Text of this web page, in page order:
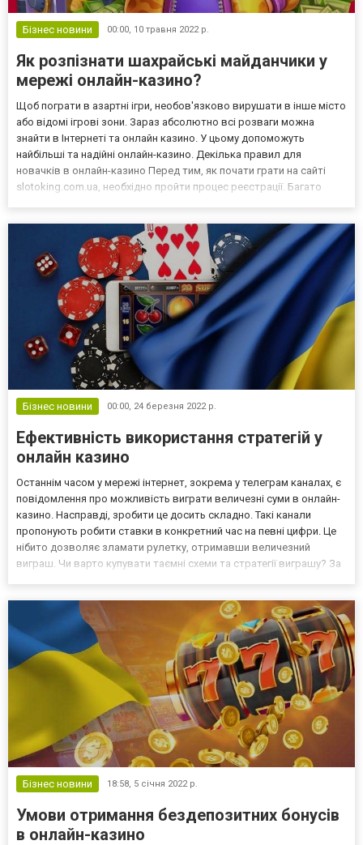
Бізнес новини 00:00, 10 травня 2022 р.
Як розпізнати шахрайські майданчики у
мережі онлайн-казино?
Щоб пограти в азартні ігри, необов'язково вирушати в інше місто
або відомі ігрові зони. Зараз абсолютно всі розваги можна
знайти в Інтернеті та онлайн казино. У цьому допоможуть
найбільші та надійні онлайн-казино. Декілька правил для
новачків в онлайн-казино Перед тим, як почати грати на сайті
slotoking.com.ua, необхідно пройти процес реєстрації. Багато
Бізнес новини 00:00, 24 березня 2022 р.
Ефективність використання стратегій у
онлайн казино
Останнім часом у мережі інтернет, зокрема у телеграм каналах, є
повідомлення про можливість виграти величезні суми в онлайн-
казино. Насправді, зробити це досить складно. Такі канали
пропонують робити ставки в конкретний час на певні цифри. Це
нібито дозволяє зламати рулетку, отримавши величезний
виграш. Чи варто купувати таємні схеми та стратегії виграшу? За
Бізнес новини 18:58, 5 січня 2022 р.
Умови отримання бездепозитних бонусів
в онлайн-казино